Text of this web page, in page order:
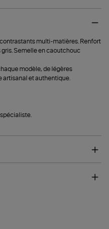
multi-matières. Renfort
Semelle en caoutchouc
modèle, de légères
et authentique.